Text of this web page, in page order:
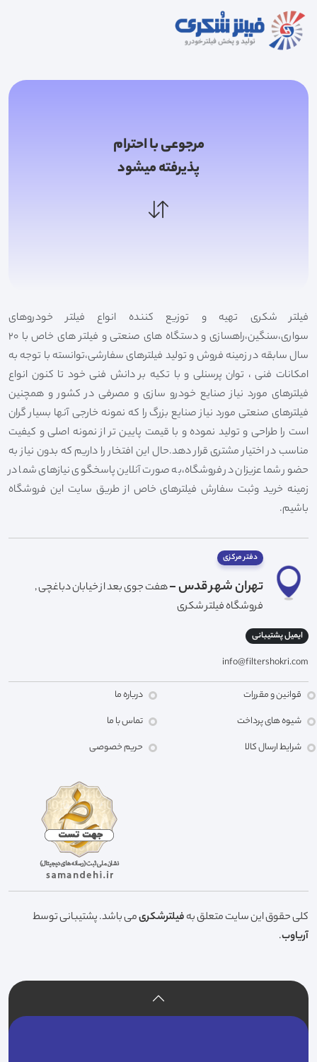
مرجوعی با احترام
پذیرفته میشود
فیلتر شکری تهیه و توزیع کننده انواع فیلتر خودروهای
سواری،سنگین،راهسازی و دستگاه های صنعتی و فیلتر های خاص با 20
سال سابقه در زمینه فروش و تولید فیلترهای سفارشی،توانسته با توجه به
امکانات فنی ، توان پرسنلی و با تکیه بر دانش فنی خود تا کنون انواع
فیلترهای مورد نیاز صنایع خودرو سازی و مصرفی در کشور و همچنین
فیلترهای صنعتی مورد نیاز صنایع بزرگ را که نمونه خارجی آنها بسیار گران
است را طراحی و تولید نموده و با قیمت پایین تر از نمونه اصلی و کیفیت
مناسب در اختیار مشتری قرار دهد.حال این افتخار را داریم که بدون نیاز به
حضور شما عزیزان در فروشگاه،به صورت آنلاین پاسخگوی نیازهای شما در
زمینه خرید وثبت سفارش فیلترهای خاص از طریق سایت این فروشگاه
باشیم.
دفتر مرکزی
تهران شهر قدس -هفت جوی بعد از خیابان دباغچی ,
فروشگاه فیلتر شکری
ایمیل پشتیبانی
info@filtershokri.com
قوانین و مقررات
شیوه های پرداخت
شرایط ارسال کالا
درباره ما
تماس با ما
حریم خصوصی
کلی حقوق این سایت متعلق بهفیلترشکریمی باشد. پشتیبانی توسط
آریاوب.